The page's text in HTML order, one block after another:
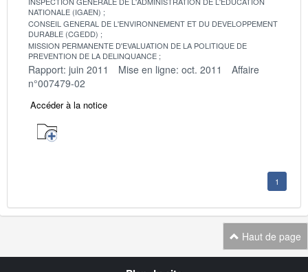
NATIONALE (IGAEN)
CONSEIL GENERAL DE L'ENVIRONNEMENT ET DU DEVELOPPEMENT
DURABLE (CGEDD)
MISSION PERMANENTE D'EVALUATION DE LA POLITIQUE DE
PREVENTION DE LA DELINQUANCE
Rapport: juin 2011 Mise en ligne: oct. 2011
Affaire
n°007479-02
Accéder à la notice
1
Haut de page